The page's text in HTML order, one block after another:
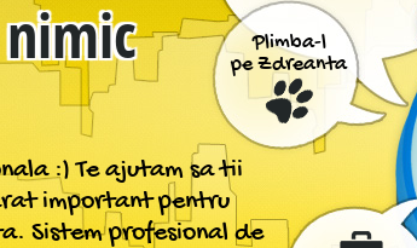
:) Te ajutam sa tii
important pentru
Sistem profesional de
Plimba-l
pe Zdreanta